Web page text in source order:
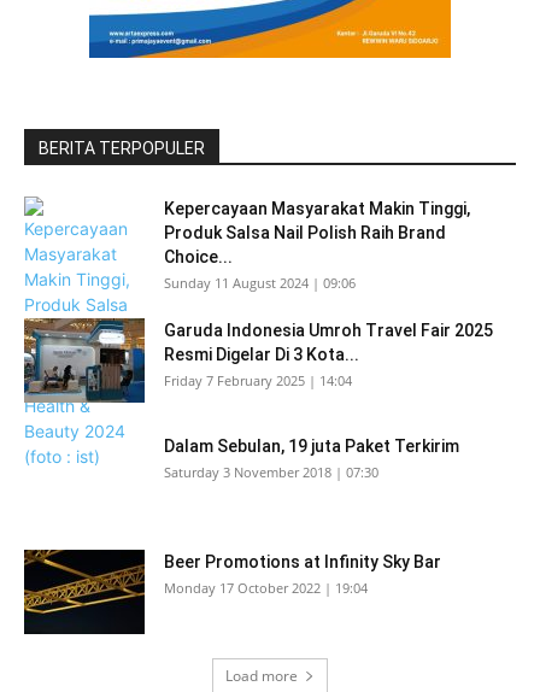
BERITA TERPOPULER
Kepercayaan Masyarakat Makin Tinggi,
Produk Salsa Nail Polish Raih Brand
Choice...
Sunday 11 August 2024 | 09:06
Garuda Indonesia Umroh Travel Fair 2025
Resmi Digelar Di 3 Kota...
Friday 7 February 2025 | 14:04
Dalam Sebulan, 19 juta Paket Terkirim
Saturday 3 November 2018 | 07:30
Beer Promotions at Infinity Sky Bar
Monday 17 October 2022 | 19:04
Load more